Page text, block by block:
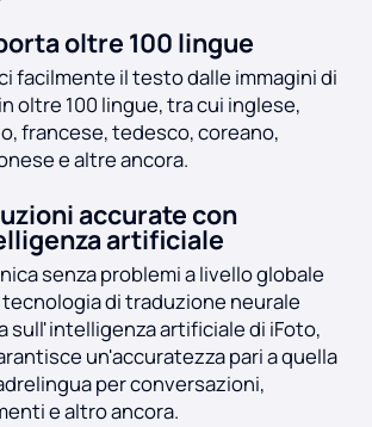
immaginioltre 100 lingue
facilmente il testo dalle immagini di
oltre 100 lingue, tra cui inglese,
francese, tedesco, coreano,
e altre ancora.
accurate con
artificiale
senza problemi a livello globale
tecnologia di traduzione neurale
sull'intelligenza artificiale di iFoto,
un'accuratezza pari a quella
per conversazioni,
e altro ancora.